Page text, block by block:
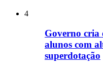
4
Governo cria
alunos com
superdotação